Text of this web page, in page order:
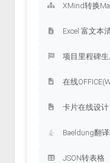
XMind转换
Excel 富文本
项目里程碑生
在线
卡片在线设计
Baeldung翻
JSON转表格